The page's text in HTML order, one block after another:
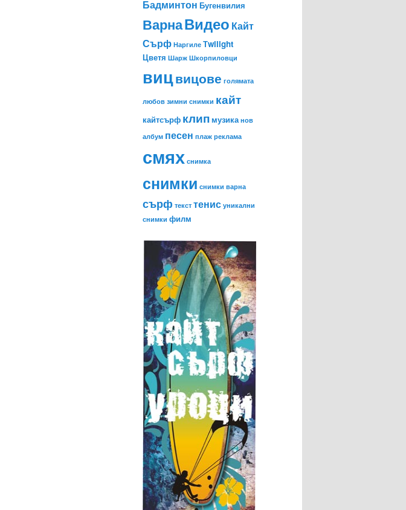
Бадминтон Бугенвилия
ВарнаВидео Кайт
Сърф Наргиле Тwilight
Цветя Шарж Шкорпиловци
вицвицове голямата
любов зимни снимки кайт
кайтсърф клип музика нов
албум песен плаж реклама
смях снимка
снимки снимки варна
сърф текст тенис уникални
снимки филм